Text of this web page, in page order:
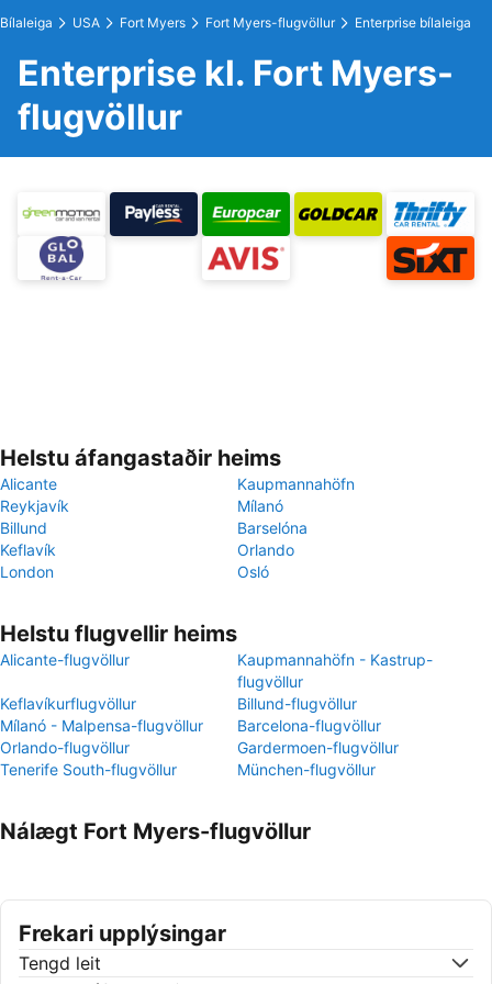
Bílaleiga USA Fort Myers Fort Myers-flugvöllur Enterprise bílaleiga
Enterprise kl. Fort Myers-
flugvöllur
Helstu áfangastaðir heims
Alicante
Kaupmannahöfn
Reykjavík
Mílanó
Billund
Barselóna
Keflavík
Orlando
London
Osló
Helstu flugvellir heims
Alicante-flugvöllur
Kaupmannahöfn - Kastrup-
flugvöllur
Keflavíkurflugvöllur
Billund-flugvöllur
Mílanó - Malpensa-flugvöllur
Barcelona-flugvöllur
Orlando-flugvöllur
Gardermoen-flugvöllur
Tenerife South-flugvöllur
München-flugvöllur
Nálægt Fort Myers-flugvöllur
Frekari upplýsingar
Tengd leit